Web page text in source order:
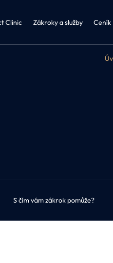
ClinicClinic Liberec
Zákroky a služby
Kosmetika
Ceník
S čím vám zákrok pomůže?